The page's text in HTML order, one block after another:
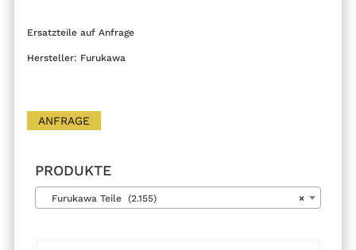
Ersatzteile auf Anfrage
Hersteller: Furukawa
ANFRAGE
PRODUKTE
×
Furukawa Teile (2.155)